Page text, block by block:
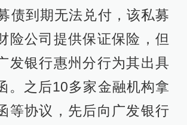
债到期无法兑付，该私募
险公司提供保证保险，但
发银行惠州分行为其出具
。之后10多家金融机构拿
等协议，先后向广发银行